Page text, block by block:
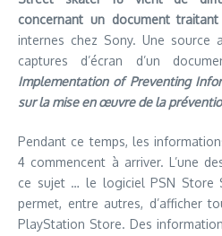
concernant un document traitant
internes chez Sony. Une source
captures d’écran d’un
Implementation of Preventing
sur la mise en œuvre de la
Pendant ce temps, les
4 commencent à arriver. L’une
ce sujet … le logiciel PSN Store
permet, entre autres, d’afficher
PlayStation Store. Des